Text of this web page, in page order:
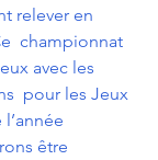
relever en
championnat
avec les
pour les Jeux
être